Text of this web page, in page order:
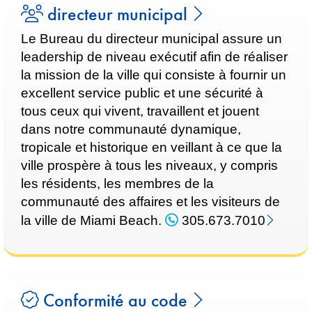
directeur municipal
Le Bureau du directeur municipal assure un
leadership de niveau exécutif afin de réaliser
la mission de la ville qui consiste à fournir un
excellent service public et une sécurité à
tous ceux qui vivent, travaillent et jouent
dans notre communauté dynamique,
tropicale et historique en veillant à ce que la
ville prospère à tous les niveaux, y compris
les résidents, les membres de la
communauté des affaires et les visiteurs de
la ville de Miami Beach.
305.673.7010
Conformité au code